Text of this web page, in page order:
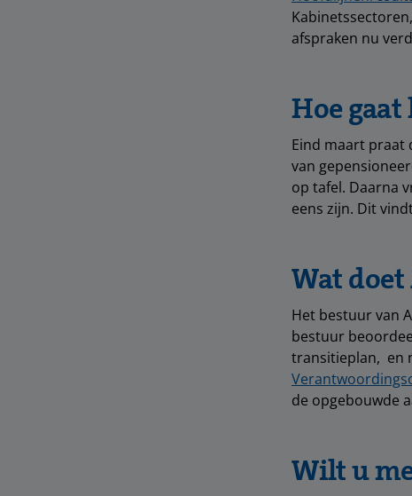
afspraken nu
Hoe gaat
Eind maart praat
van
op tafel. Daarna
eens zijn. Dit
Wat doet
Het bestuur van
bestuur
transitieplan, en
de opgebouwde
Wilt u